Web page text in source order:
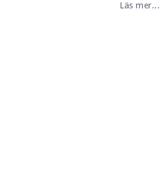
Läs mer...